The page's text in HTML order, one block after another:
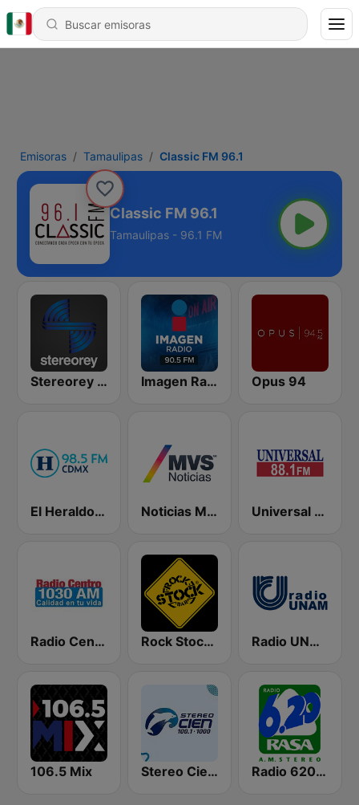
Emisoras Tamaulipas Classic FM 96.1
Classic FM 96.1
Tamaulipas - 96.1 FM
Stereorey México Imagen Radio 90.5 FM Opus 94
El Heraldo de México Noticias MVS Universal 88.1 FM
Radio Centro Rock Stock Bar Radio UNAM 96.1 FM
106.5 Mix Stereo Cien 100.1 FM Radio 620 AM